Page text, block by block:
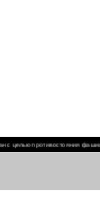
противостояния